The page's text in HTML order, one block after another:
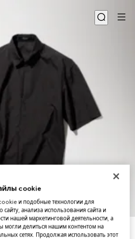
shirt
cookie
и подобные технологии для
анализа использования сайта и
нашей маркетинговой деятельности, а
могли делиться нашим контентом на
сетях. Продолжая использовать этот